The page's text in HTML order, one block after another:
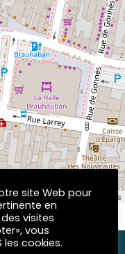
| © OpenStreetMap contributors
site Web pour
en
visites
vous
les cookies.